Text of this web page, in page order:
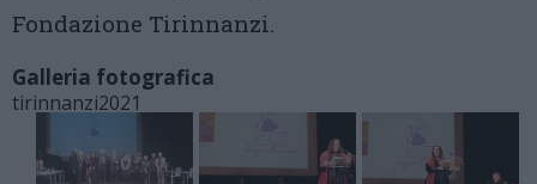
Fondazione Tirinnanzi.
Galleria fotografica
tirinnanzi2021